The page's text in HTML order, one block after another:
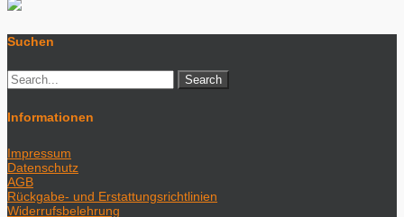
Suchen
Informationen
Impressum
Datenschutz
AGB
Rückgabe- und Erstattungsrichtlinien
Widerrufsbelehrung